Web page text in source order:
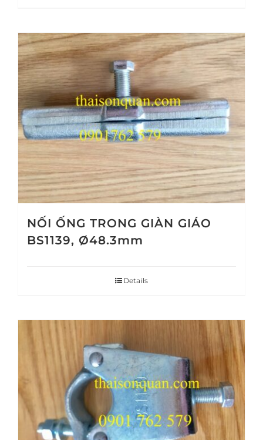
NỐI ỐNG TRONG GIÀN GIÁO
BS1139, Ø48.3mm
Details